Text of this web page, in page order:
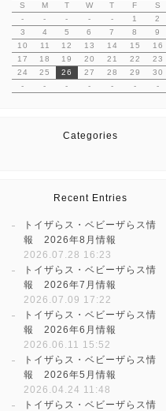
S
M T W T F
S
-
- - - - 1
2
3
4 5 6 7 8
9
10
11 12 13 14 15
16
17
18 19 20 21 22
23
24
25 26 27 28 29
30
-
- - - - - -
Categories
Recent Entries
トイザらス・ベビーザらス情
報 2026年8月情報
2026.07.28 16:23
トイザらス・ベビーザらス情
報 2026年7月情報
2026.07.09 17:22
トイザらス・ベビーザらス情
報 2026年6月情報
2026.06.11 15:52
トイザらス・ベビーザらス情
報 2026年5月情報
2026.04.24 11:48
トイザらス・ベビーザらス情